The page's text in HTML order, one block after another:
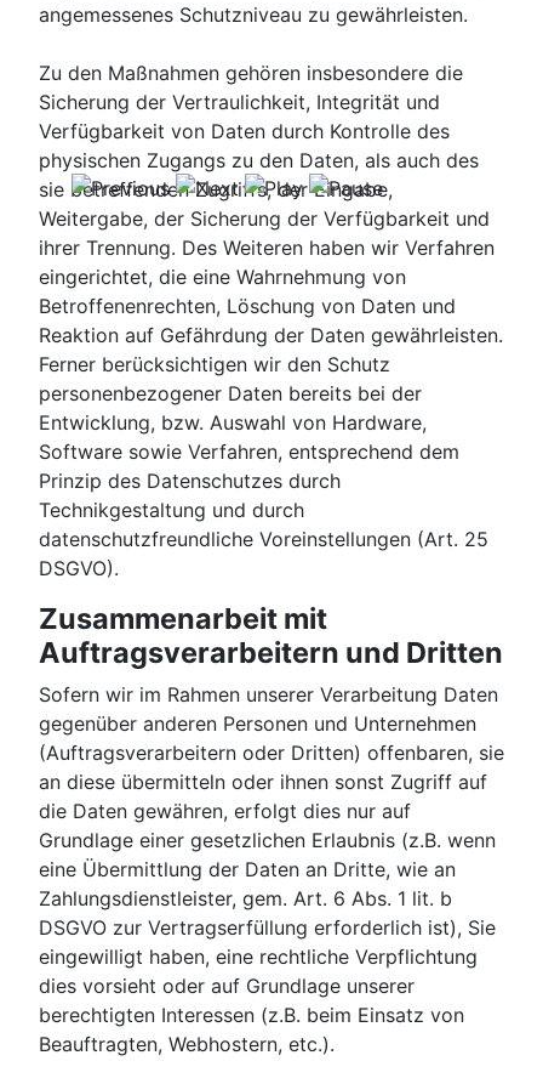
angemessenes Schutzniveau zu gewährleisten.
Zu den Maßnahmen gehören insbesondere die
Sicherung der Vertraulichkeit, Integrität und
Verfügbarkeit von Daten durch Kontrolle des
physischen Zugangs zu den Daten, als auch des
sie betreffenden Zugriffs, der Eingabe,
Weitergabe, der Sicherung der Verfügbarkeit und
ihrer Trennung. Des Weiteren haben wir Verfahren
eingerichtet, die eine Wahrnehmung von
Betroffenenrechten, Löschung von Daten und
Reaktion auf Gefährdung der Daten gewährleisten.
Ferner berücksichtigen wir den Schutz
personenbezogener Daten bereits bei der
Entwicklung, bzw. Auswahl von Hardware,
Software sowie Verfahren, entsprechend dem
Prinzip des Datenschutzes durch
Technikgestaltung und durch
datenschutzfreundliche Voreinstellungen (Art. 25
DSGVO).
Zusammenarbeit mit
Auftragsverarbeitern und Dritten
Sofern wir im Rahmen unserer Verarbeitung Daten
gegenüber anderen Personen und Unternehmen
(Auftragsverarbeitern oder Dritten) offenbaren, sie
an diese übermitteln oder ihnen sonst Zugriff auf
die Daten gewähren, erfolgt dies nur auf
Grundlage einer gesetzlichen Erlaubnis (z.B. wenn
eine Übermittlung der Daten an Dritte, wie an
Zahlungsdienstleister, gem. Art. 6 Abs. 1 lit. b
DSGVO zur Vertragserfüllung erforderlich ist), Sie
eingewilligt haben, eine rechtliche Verpflichtung
dies vorsieht oder auf Grundlage unserer
berechtigten Interessen (z.B. beim Einsatz von
Beauftragten, Webhostern, etc.).